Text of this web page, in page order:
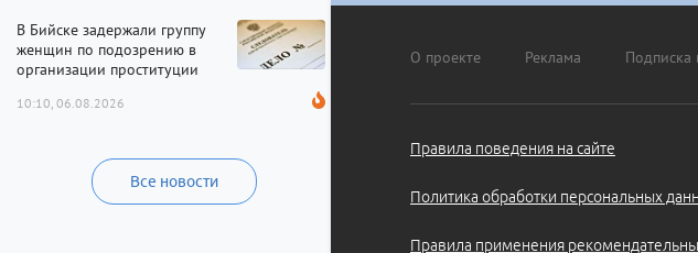
В Бийске задержали группу
женщин по подозрению в
организации проституции
10:10, 06.08.2026
Все новости
О проекте Реклама Подписка
Правила поведения на сайте
Политика обработки персональных
Правила применения